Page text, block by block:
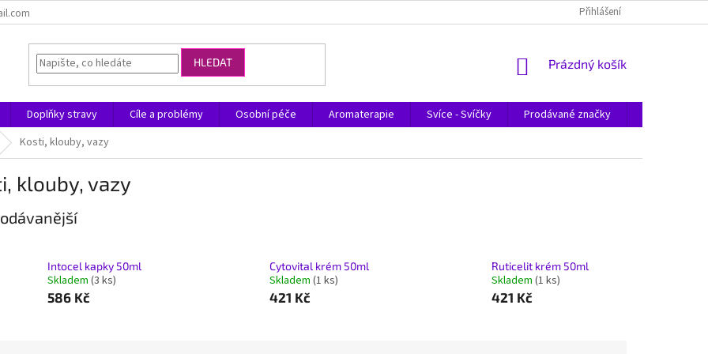
Přihlášení
HLEDAT
NÁKUPNÍ
Prázdný košík
Doplňky stravy Cíle a problémy Osobní péče Aromaterapie Svíce - Svíčky Prodávané značky
Kosti, klouby, vazy
klouby, vazy
Intocel kapky 50ml
Skladem (3 ks)
586 Kč
Cytovital krém 50ml
Skladem (1 ks)
421 Kč
Ruticelit krém 50ml
Skladem (1 ks)
421 Kč